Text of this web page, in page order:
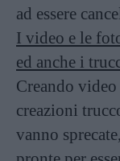
ad essere
I video e le
ed anche i
Creando
creazioni
vanno